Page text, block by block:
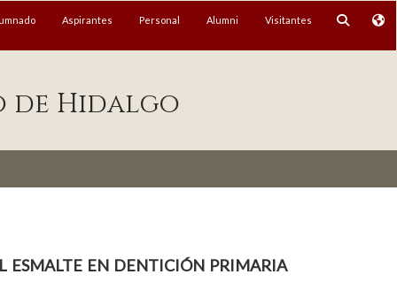
Aspirantes Personal Alumni Visitantes
de Hidalgo
esmalte en dentición primaria